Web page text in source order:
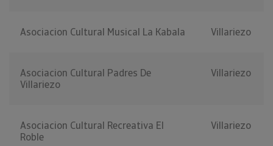
Asociacion Cultural Musical La Kabala Villariezo
Asociacion Cultural Padres De
Villariezo
Villariezo
Asociacion Cultural Recreativa El
Roble
Villariezo